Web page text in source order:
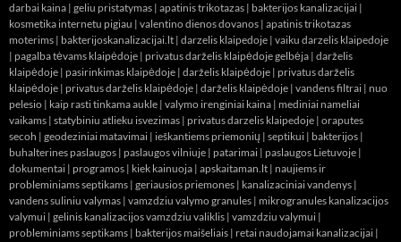
darbai kaina | geliu pristatymas | apatinis trikotazas | bakterijos kanalizacijai |
kosmetika internetu pigiau | valentino dienos dovanos | apatinis trikotazas
moterims | bakterijoskanalizacijai.lt | darzelis klaipedoje | vaiku darzelis klaipedoje
| pagalba tėvams klaipėdoje | privatus darželis klaipėdoje gelbėja | darželis
klaipėdoje | pasirinkimas klaipėdoje | darželis klaipėdoje | privatus darželis
klaipėdoje | privatus darželis klaipėdoje | darželis klaipėdoje | vandens filtrai | nuo
pelesio | kaip rasti tinkama aukle | valymo irenginiai kaina | mediniai nameliai
vaikams | statybiniu atlieku isvezimas | privatus darzelis klaipedoje | oraputes
secoh | geodeziniai matavimai | ieškantiems priemonių | septikui | bakterijos |
buhalterines paslaugos | paslaugos vilniuje | patarimai | paslaugos Lietuvoje |
dokumentai | programos | kiek kainuoja | apskaitaman.lt | naujiems ir
probleminiams septikams | geriausios priemones | kanalizaciniai vandenys |
vandens suliniu valymas | vamzdziu valymo granules | mikrogranules kanalizacijos
valymui | gelinis kanalizacijos vamzdziu valiklis | vamzdziu valymui |
probleminiams septikams | bakterijos maišeliais | retai naudojamai kanalizacijai |